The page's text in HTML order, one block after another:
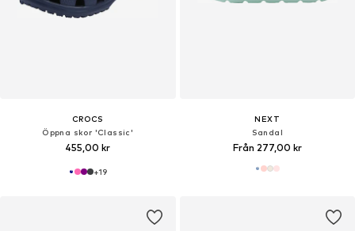
CROCS
Öppna skor 'Classic'
455,00 kr
+19
NEXT
Sandal
Från 277,00 kr